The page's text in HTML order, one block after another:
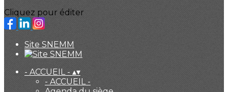
Cliquez pour éditer
Site SNEMM
- ACCUEIL - ▴▾
- ACCUEIL -